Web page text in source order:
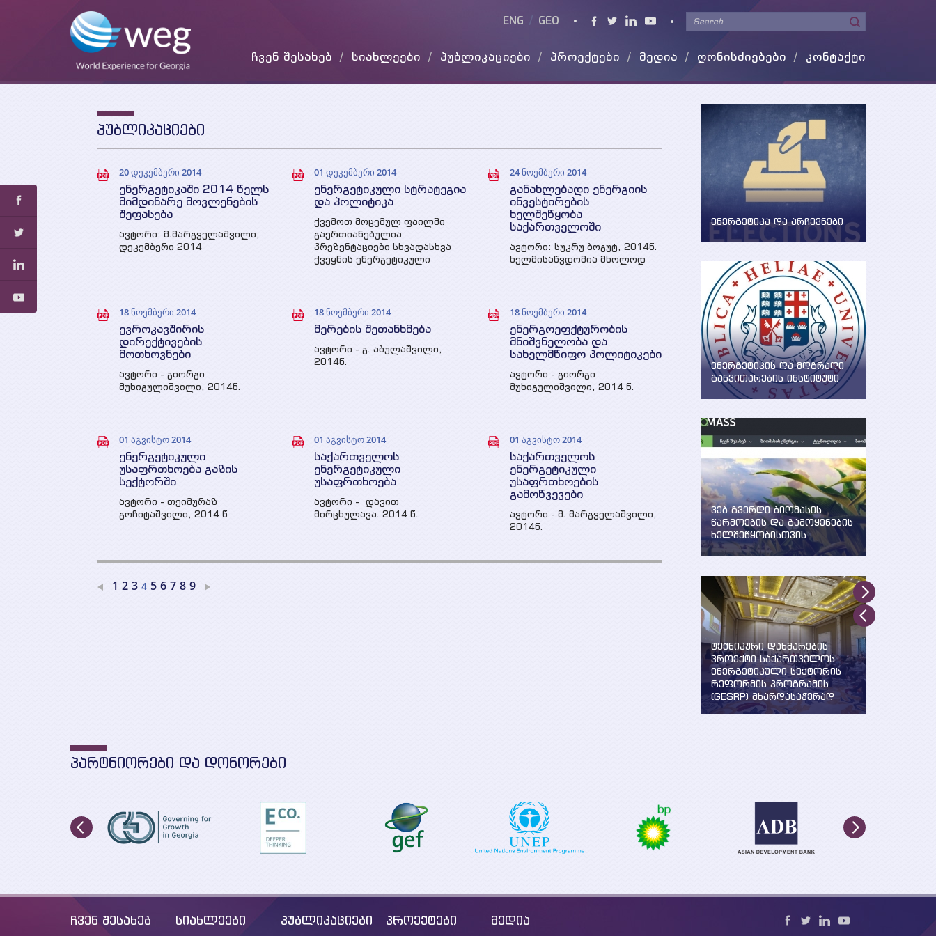
ENG GEO
ჩვენ შესახებ
დონორები
სიახლეები პუბლიკაციები
ანგარიშები
პროექტები მედია ღონისძიებები კონტაქტი
პუბლიკაციები
20 დეკემბერი 2014
ენერგეტიკაში 2014 წელს
მიმდინარე მოვლენების
შეფასება
ავტორი: მ.მარგველაშვილი,
დეკემბერი 2014
01 დეკემბერი 2014
ენერგეტიკული სტრატეგია
და პოლიტიკა
ქვემოთ მოცემულ ფაილში
გაერთიანებულია
პრეზენტაციები სხვადასხვა
ქვეყნის ენერგეტიკული
24 ნოემბერი 2014
განახლებადი ენერგიის
ინვესტირების
ხელშეწყობა
საქართველოში
ავტორი: სუკრუ ბოგუტ, 2014წ.
ხელმისაწვდომია მხოლოდ
18 ნოემბერი 2014
ევროკავშირის
დირექტივების
მოთხოვნები
ავტორი - გიორგი
მუხიგულიშვილი, 2014წ.
18 ნოემბერი 2014
მერების შეთანხმება
ავტორი - გ. აბულაშვილი,
2014წ.
18 ნოემბერი 2014
ენერგოეფქტურობის
მნიშვნელობა და
სახელმწიფო პოლიტიკები
ავტორი - გიორგი
მუხიგულიშვილი, 2014 წ.
01 აგვისტო 2014
ენერგეტიკული
უსაფრთხოება გაზის
სექტორში
ავტორი - თეიმურაზ
გოჩიტაშვილი, 2014 წ
01 აგვისტო 2014
საქართველოს
ენერგეტიკული
უსაფრთხოება
ავტორი - დავით
მირცხულავა. 2014 წ.
01 აგვისტო 2014
საქართველოს
ენერგეტიკული
უსაფრთხოების
გამოწვევები
ავტორი - მ. მარგველაშვილი,
2014წ.
1 2 3 4 5 6 7 8 9
ენერგეტიკა და არჩევნები
ენერგეტიკის საკითხების
პერიოდში
ენერგეტიკის და მდგრადი
განვითარების ინსტიტუტი
WEG-მა დააფუძნა ენერგეტიკის
ინსტიტუტი ილიას სახელმწიფო
უნივერსიტეტში
ვებ გვერდი ბიომასის
წარმოების და გამოყენების
ხელშეწყობისთვის
შექმნილია WEG-ის მიერ UNDP,
გარემოსა და ბუნებრივი
რესურსების დაცვის
სამინისტროს მხარდაჭერით
ტექნიკური დახმარების
პროექტი საქართველოს
ენერგეტიკული სექტორის
რეფორმის პროგრამის
(GESRP) მხარდასაჭერად
ᲞᲐᲠᲢᲜᲘᲝᲠᲔᲑᲘ ᲓᲐ ᲓᲝᲜᲝᲠᲔᲑᲘ
ჩვენ შესახებ სიახლეები პუბლიკაციები პროექტები მედია